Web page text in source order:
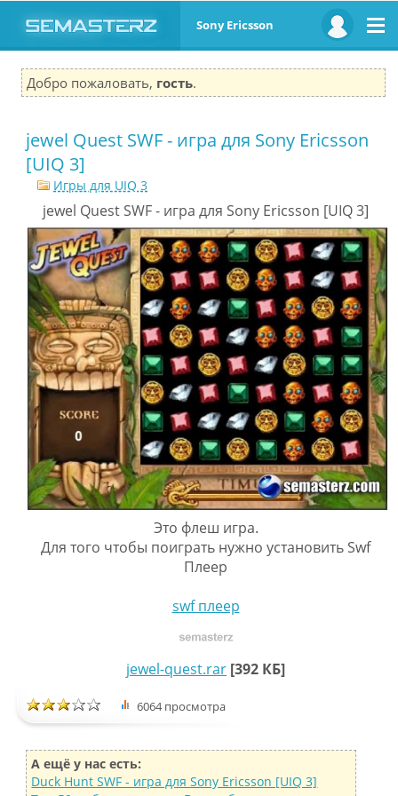
Sony Ericsson
Добро пожаловать, гость.
jewel Quest SWF - игра для Sony Ericsson
[UIQ 3]
Игры для UIQ 3
jewel Quest SWF - игра для Sony Ericsson [UIQ 3]
Это флеш игра.
Для того чтобы поиграть нужно установить Swf
Плеер
swf плеер
jewel-quest.rar [392 КБ]
6064 просмотра
А ещё у нас есть:
Duck Hunt SWF - игра для Sony Ericsson [UIQ 3]